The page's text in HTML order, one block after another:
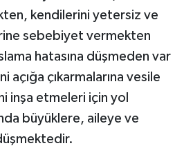
kendilerini yetersiz ve
sebebiyet vermekten
hatasına düşmeden var
açığa çıkarmalarına vesile
inşa etmeleri için yol
büyüklere, aileye ve